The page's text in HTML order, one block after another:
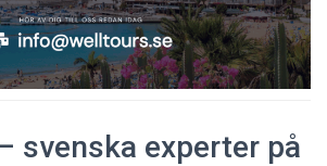
svenska experter på